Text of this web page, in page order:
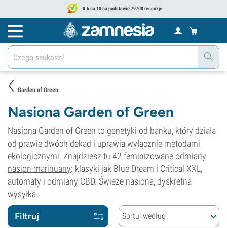
8.6 na 10 na podstawie 79708 recenzje
Garden of Green
Nasiona Garden of Green
Nasiona Garden of Green to genetyki od banku, który działa
od prawie dwóch dekad i uprawia wyłącznie metodami
ekologicznymi. Znajdziesz tu 42 feminizowane odmiany
nasion marihuany: klasyki jak Blue Dream i Critical XXL,
automaty i odmiany CBD. Świeże nasiona, dyskretna
wysyłka.
Filtruj Sortuj według